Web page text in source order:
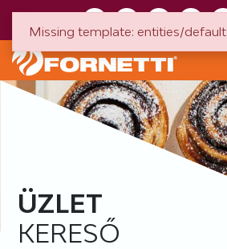
ÜZLET
KERESŐ
Missing template: entities/default